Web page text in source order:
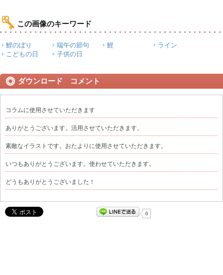
この画像のキーワード
鯉のぼり 端午の節句 鯉
ライン
こどもの日
子供の日
ダウンロード コメント
コラムに使用させていただきます
ありがとうございます。活用させていただきます。
素敵なイラストです。おたよりに使用させていただきます。
いつもありがとうございます。使わせていただきます。
どうもありがとうございました！
0